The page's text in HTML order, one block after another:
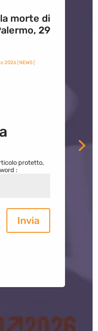
morte di
29
2026| NEWS|
protetto,
:
Invia